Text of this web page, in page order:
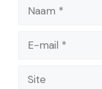
mail